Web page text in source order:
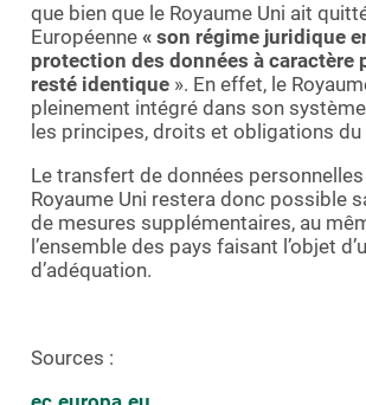
que bien que le Royaume Uni ait
Européenne « son régime juridique
protection des données à caractère
resté identique ». En effet, le
pleinement intégré dans son
les principes, droits et obligations du
Le transfert de données
Royaume Uni restera donc possible
de mesures supplémentaires, au
l’ensemble des pays faisant l’objet
d’adéquation.
Sources :